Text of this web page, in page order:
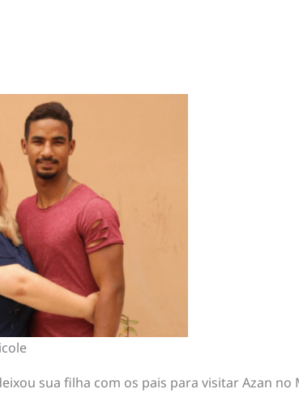
sua filha com os pais para visitar Azan